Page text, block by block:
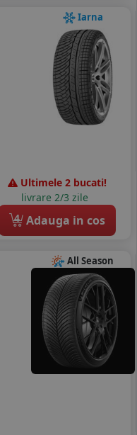
Iarna
Ultimele 2 bucati!
livrare 2/3 zile
4 Adauga in cos
All Season